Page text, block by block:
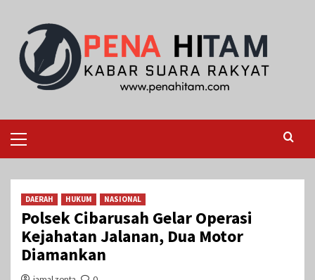
content
Menu
DAERAH HUKUM NASIONAL
Polsek Cibarusah Gelar Operasi
Kejahatan Jalanan, Dua Motor
Diamankan